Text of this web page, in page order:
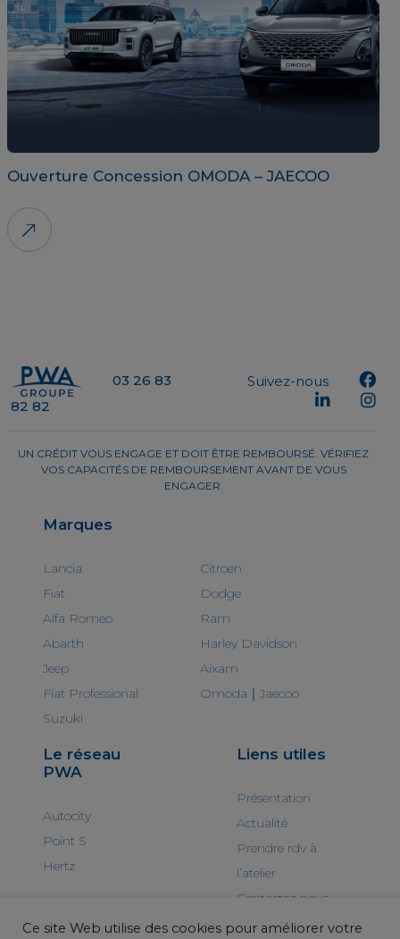
Ouverture Concession OMODA – JAECOO
03 26 83
82 82
Suivez-nous
UN CRÉDIT VOUS ENGAGE ET DOIT ÊTRE REMBOURSÉ. VÉRIFIEZ
VOS CAPACITÉS DE REMBOURSEMENT AVANT DE VOUS
ENGAGER.
Marques
Lancia
Fiat
Alfa Romeo
Abarth
Jeep
Fiat Professional
Suzuki
Citroën
Dodge
Ram
Harley Davidson
Aixam
Omoda｜Jaecoo
Le réseau
PWA
Autocity
Point S
Hertz
Liens utiles
Présentation
Actualité
Prendre rdv à
l’atelier
Contactez-nous
Ce site Web utilise des cookies pour améliorer votre